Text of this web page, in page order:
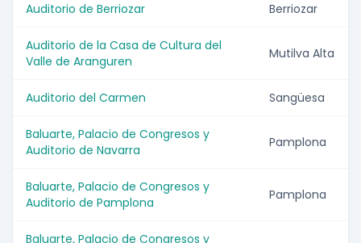
Auditorio de Berriozar Berriozar
Auditorio de la Casa de Cultura del
Valle de Aranguren
Mutilva Alta
Auditorio del Carmen Sangüesa
Baluarte, Palacio de Congresos y
Auditorio de Navarra
Pamplona
Baluarte, Palacio de Congresos y
Auditorio de Pamplona
Pamplona
Baluarte, Palacio de Congresos y